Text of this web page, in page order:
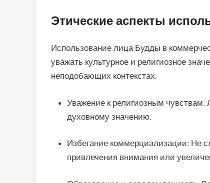
Этические аспекты
Использование лица Будды в
уважать культурное и религиозное
неподобающих контекстах.
Уважение к религиозным
духовному значению.
Избегание коммерциализации: Не
привлечения внимания или